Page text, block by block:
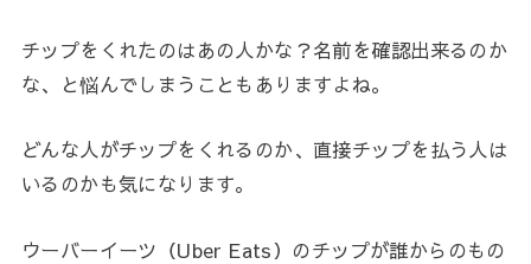
チップをくれたのはあの人かな？名前を確認出来るのか
な、と悩んでしまうこともありますよね。
どんな人がチップをくれるのか、直接チップを払う人は
いるのかも気になります。
ウーバーイーツ（Uber Eats）のチップが誰からのもの